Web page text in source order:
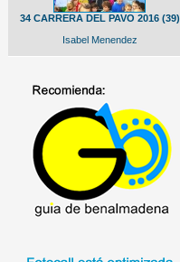
34 CARRERA DEL PAVO 2016 (39)
Isabel Menendez